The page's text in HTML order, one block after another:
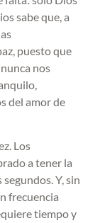
sabe que, a
puesto que
nos
del amor de
Los
a tener la
Y, sin
frecuencia
tiempo y